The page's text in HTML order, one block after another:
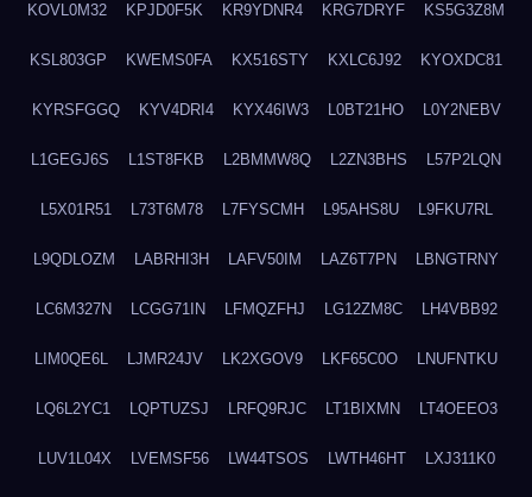
KOVL0M32 KPJD0F5K KR9YDNR4 KRG7DRYF KS5G3Z8M
KSL803GP KWEMS0FA KX516STY KXLC6J92 KYOXDC81
KYRSFGGQ KYV4DRI4 KYX46IW3 L0BT21HO L0Y2NEBV
L1GEGJ6S L1ST8FKB L2BMMW8Q L2ZN3BHS L57P2LQN
L5X01R51 L73T6M78 L7FYSCMH L95AHS8U L9FKU7RL
L9QDLOZM LABRHI3H LAFV50IM LAZ6T7PN LBNGTRNY
LC6M327N LCGG71IN LFMQZFHJ LG12ZM8C LH4VBB92
LIM0QE6L LJMR24JV LK2XGOV9 LKF65C0O LNUFNTKU
LQ6L2YC1 LQPTUZSJ LRFQ9RJC LT1BIXMN LT4OEEO3
LUV1L04X LVEMSF56 LW44TSOS LWTH46HT LXJ311K0